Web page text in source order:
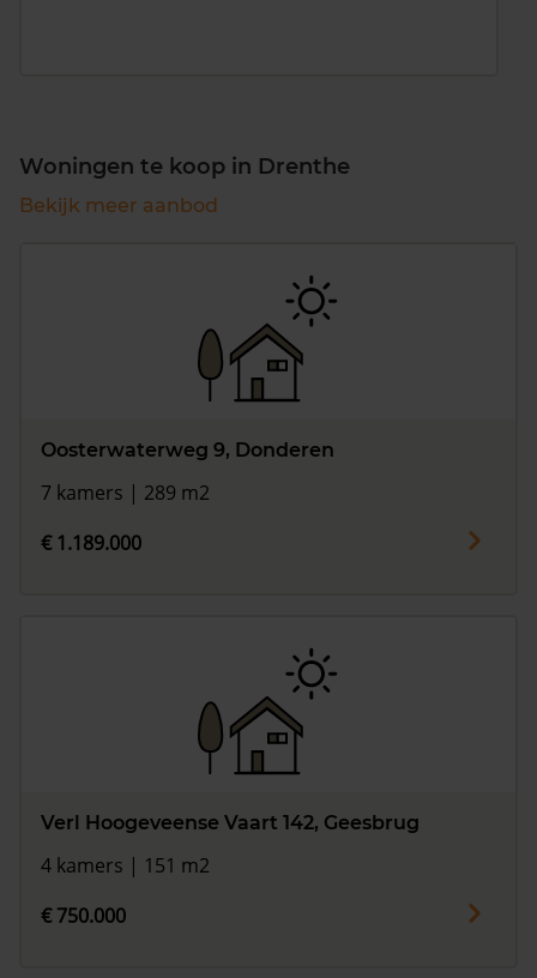
Woningen te koop in Drenthe
Bekijk meer aanbod
Oosterwaterweg 9, Donderen
7 kamers | 289 m2
€ 1.189.000
Verl Hoogeveense Vaart 142, Geesbrug
4 kamers | 151 m2
€ 750.000